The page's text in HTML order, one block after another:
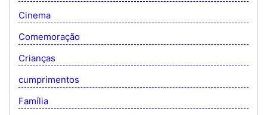
Cinema
Comemoração
Crianças
cumprimentos
Família